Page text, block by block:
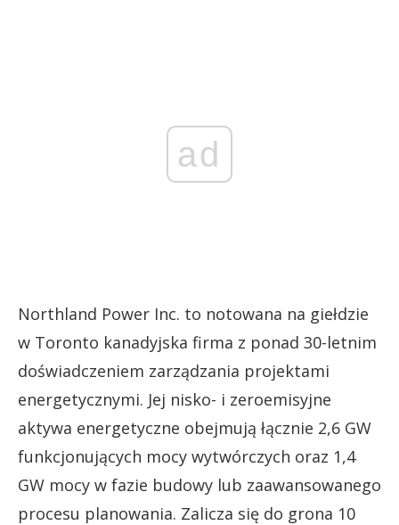
ad
Northland Power Inc. to notowana na giełdzie
w Toronto kanadyjska firma z ponad 30-letnim
doświadczeniem zarządzania projektami
energetycznymi. Jej nisko- i zeroemisyjne
aktywa energetyczne obejmują łącznie 2,6 GW
funkcjonujących mocy wytwórczych oraz 1,4
GW mocy w fazie budowy lub zaawansowanego
procesu planowania. Zalicza się do grona 10